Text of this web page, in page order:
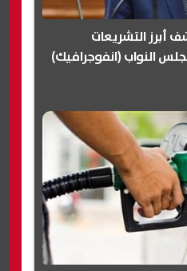
أبرز التشريعات
النواب (انفوجرافيك)